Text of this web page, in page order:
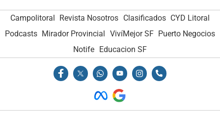
Campolitoral Revista Nosotros Clasificados CYD Litoral
Podcasts Mirador Provincial VivíMejor SF Puerto Negocios
Notife
Educacion SF